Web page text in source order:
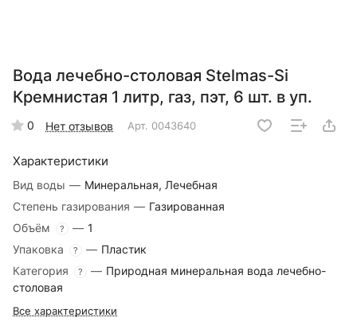
Вода лечебно-столовая Stelmas-Si
Кремнистая 1 литр, газ, пэт, 6 шт. в уп.
0 Нет отзывов Арт. 0043640
Характеристики
Вид воды — Минеральная, Лечебная
Степень газирования — Газированная
Объём
? — 1
Упаковка
? — Пластик
Категория
? — Природная минеральная вода лечебно-
столовая
Все характеристики